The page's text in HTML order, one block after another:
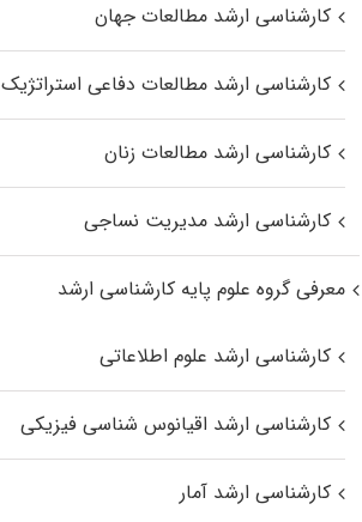
کارشناسی ارشد مطالعات جهان
کارشناسی ارشد مطالعات دفاعی استراتژیک
کارشناسی ارشد مطالعات زنان
کارشناسی ارشد مدیریت نساجی
معرفی گروه علوم پایه کارشناسی ارشد
کارشناسی ارشد علوم اطلاعاتی
کارشناسی ارشد اقیانوس‌ شناسی فیزیکی
کارشناسی ارشد آمار